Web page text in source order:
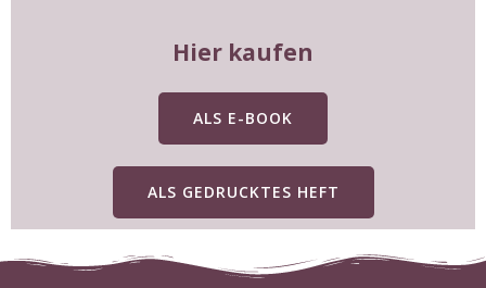
Hier kaufen
ALS E-BOOK
ALS GEDRUCKTES HEFT